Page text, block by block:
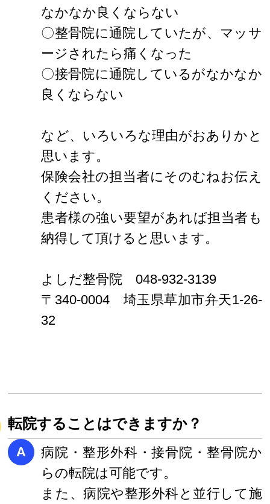
なかなか良くならない
〇整骨院に通院していたが、マッサ
ージされたら痛くなった
〇接骨院に通院しているがなかなか
良くならない
など、いろいろな理由がおありかと
思います。
保険会社の担当者にそのむねお伝え
ください。
患者様の強い要望があれば担当者も
納得して頂けると思います。
よしだ整骨院 048-932-3139
〒340-0004 埼玉県草加市弁天1-26-
32
転院することはできますか？
A
病院・整形外科・接骨院・整骨院か
らの転院は可能です。
また、病院や整形外科と並行して施